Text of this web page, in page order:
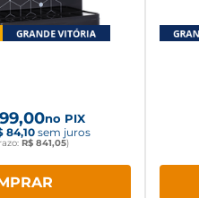
,00no PIX
84,10sem juros
R$ 841,05)